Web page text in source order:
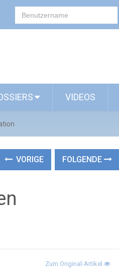
VIDEOS
VORIGE FOLGENDE
Zum Original-Artikel